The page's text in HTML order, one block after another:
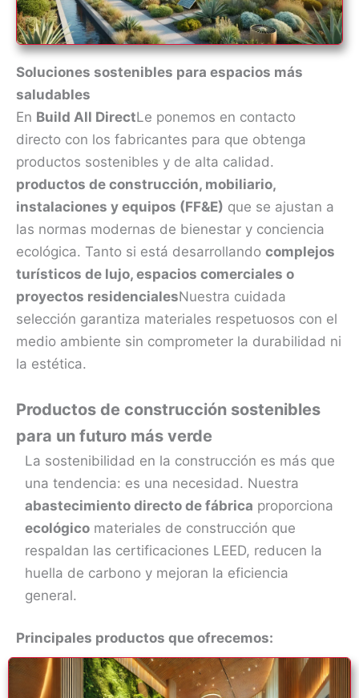
Soluciones sostenibles para espacios más
saludables
En Build All DirectLe ponemos en contacto
directo con los fabricantes para que obtenga
productos sostenibles y de alta calidad.
productos de construcción, mobiliario,
instalaciones y equipos (FF&E) que se ajustan a
las normas modernas de bienestar y conciencia
ecológica. Tanto si está desarrollando complejos
turísticos de lujo, espacios comerciales o
proyectos residencialesNuestra cuidada
selección garantiza materiales respetuosos con el
medio ambiente sin comprometer la durabilidad ni
la estética.
Productos de construcción sostenibles
para un futuro más verde
La sostenibilidad en la construcción es más que
una tendencia: es una necesidad. Nuestra
abastecimiento directo de fábrica proporciona
ecológico materiales de construcción que
respaldan las certificaciones LEED, reducen la
huella de carbono y mejoran la eficiencia
general.
Principales productos que ofrecemos: